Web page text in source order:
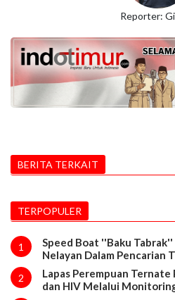
Reporter:
BERITA TERKAIT
TERPOPULER
1
Speed Boat ''Baku
Nelayan Dalam Pencarian
2
Lapas Perempuan
dan HIV Melalui